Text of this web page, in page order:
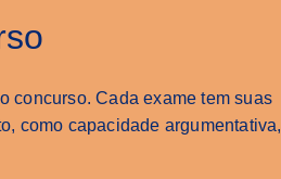
concurso. Cada exame tem suas
como capacidade argumentativa,